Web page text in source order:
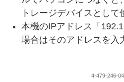
トレージデバイスとして
本機のIPアドレス「
場合はそのアドレスを入
4-479-246-